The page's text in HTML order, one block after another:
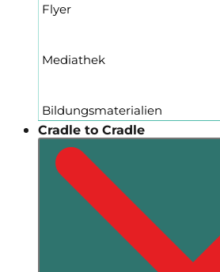
Flyer
Mediathek
Bildungsmaterialien
Cradle to Cradle